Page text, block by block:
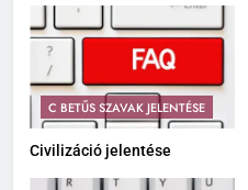
C BETŰS SZAVAK JELENTÉSE
Civilizáció jelentése